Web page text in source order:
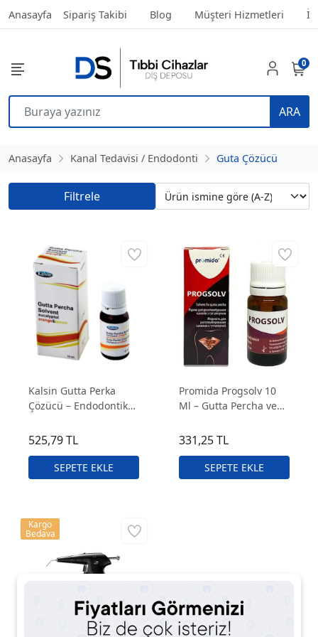
Anasayfa Sipariş Takibi Blog Müşteri Hizmetleri
ARA
0
Anasayfa Kanal Tedavisi / Endodonti Guta Çözücü
Filtrele
Kalsin Gutta Perka
Çözücü – Endodontik
Gutta Perka
525,79 TL
Promida Progsolv 10
Ml – Gutta Percha ve
Çözücüsü
331,25 TL
Kargo
Bedava